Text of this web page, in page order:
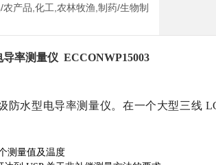
农产品,化工,农林牧渔,制药/生物制
导率测量仪ECCONWP15003
防水型电导率测量仪。在一个大型三线
测量值及温度